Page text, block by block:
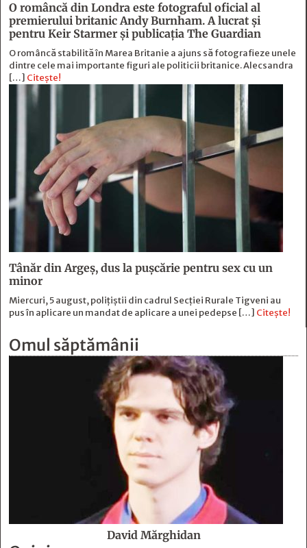
O româncă din Londra este fotograful oficial al
premierului britanic Andy Burnham. A lucrat și
pentru Keir Starmer și publicația The Guardian
O româncă stabilită în Marea Britanie a ajuns să fotografieze unele
dintre cele mai importante figuri ale politicii britanice. Alecsandra
[…] Citește!
Tânăr din Argeș, dus la pușcărie pentru sex cu un
minor
Miercuri, 5 august, polițiștii din cadrul Secției Rurale Tigveni au
pus în aplicare un mandat de aplicare a unei pedepse […] Citește!
Omul săptămânii
David Mărghidan